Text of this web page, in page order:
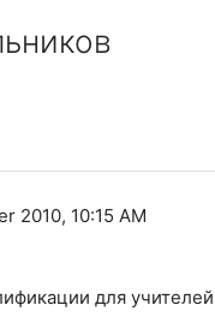
2010, 10:15 AM
для